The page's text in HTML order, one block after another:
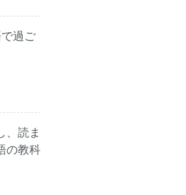
過ご
、読ま
の教科